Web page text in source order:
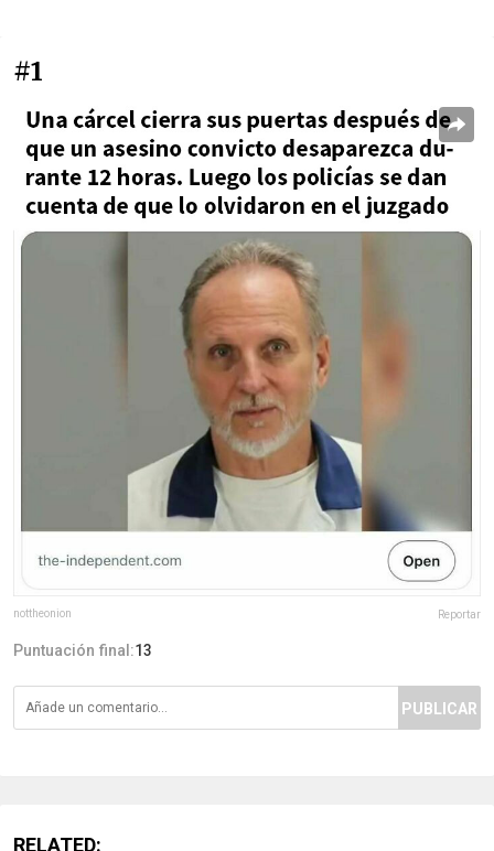
#1
nottheonion Reportar
Puntuación final:13
PUBLICAR
RELATED: